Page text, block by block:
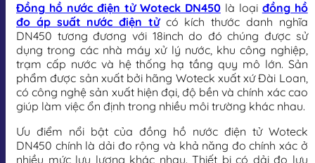
Đồng hồ nước điện tử Woteck DN450là loại đồng hồ
đo áp suất nước điện tửcó kích thước danh nghĩa
DN450 tương đương với 18inch do đó chúng được sử
dụng trong các nhà máy xử lý nước, khu công nghiệp,
trạm cấp nước và hệ thống hạ tầng quy mô lớn. Sản
phẩm được sản xuất bởi hãng Woteck xuất xứ Đài Loan,
có công nghệ sản xuất hiện đại, độ bền và chính xác cao
giúp làm việc ổn định trong nhiều môi trường khác nhau.
Ưu điểm nổi bật của đồng hồ nước điện tử Woteck
DN450 chính là dải đo rộng và khả năng đo chính xác ở
nhiều mức lưu lượng khác nhau. Thiết bị có dải đo lưu